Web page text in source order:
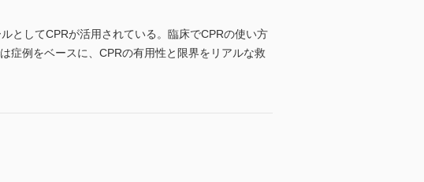
としてCPRが活用されている。臨床でCPRの使い方
症例をベースに、CPRの有用性と限界をリアルな救